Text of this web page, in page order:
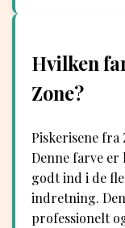
Hvilken
Zone?
Piskerisene fra
Denne farve er
godt ind i de
indretning.
professionelt